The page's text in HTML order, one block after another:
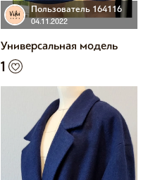
Пользователь 164116
04.11.2022
Универсальная модель
1